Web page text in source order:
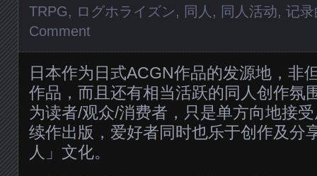
TRPG, ログホライズン, 同人 , 同人活动, 记
Comment
日本作为日式ACGN作品的发源地，非
作品，而且还有相当活跃的同人创作氛
为读者/观众/消费者，只是单方向地接
续作出版，爱好者同时也乐于创作及分
人」文化。